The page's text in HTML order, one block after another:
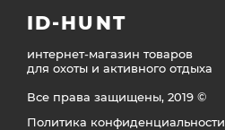
ID-HUNT
интернет-магазин товаров
для охоты и активного отдыха
Все права защищены, 2019 ©
Политика конфиденциальности